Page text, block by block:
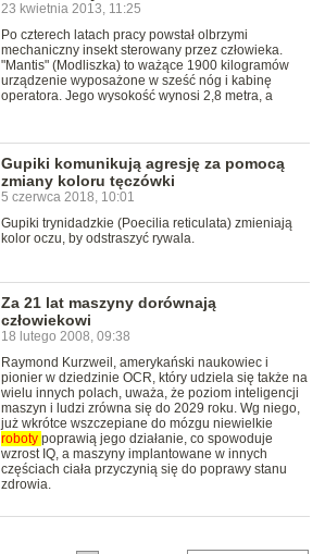
23 kwietnia 2013, 11:25
Po czterech latach pracy powstał olbrzymi
mechaniczny insekt sterowany przez człowieka.
"Mantis" (Modliszka) to ważące 1900 kilogramów
urządzenie wyposażone w sześć nóg i kabinę
operatora. Jego wysokość wynosi 2,8 metra, a
Gupiki komunikują agresję za pomocą
zmiany koloru tęczówki
5 czerwca 2018, 10:01
Gupiki trynidadzkie (Poecilia reticulata) zmieniają
kolor oczu, by odstraszyć rywala.
Za 21 lat maszyny dorównają
człowiekowi
18 lutego 2008, 09:38
Raymond Kurzweil, amerykański naukowiec i
pionier w dziedzinie OCR, który udziela się także na
wielu innych polach, uważa, że poziom inteligencji
maszyn i ludzi zrówna się do 2029 roku. Wg niego,
już wkrótce wszczepiane do mózgu niewielkie
roboty poprawią jego działanie, co spowoduje
wzrost IQ, a maszyny implantowane w innych
częściach ciała przyczynią się do poprawy stanu
zdrowia.